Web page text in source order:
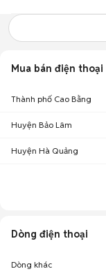
Mua bán điện thoại
Thành phố Cao Bằng
Huyện Bảo Lâm
Huyện Hà Quảng
Dòng điện thoại
Dòng khác